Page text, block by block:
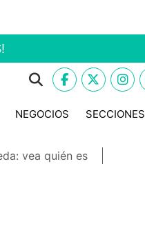
NEGOCIOS SECCIONES
vea quién es